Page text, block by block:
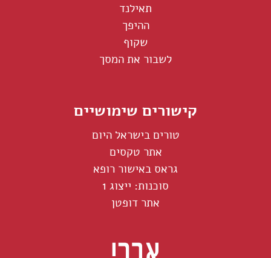
תאילנד
ההיפך
שקוף
לשבור את המסך
קישורים שימושיים
טורים בישראל היום
אתר טקסים
גראס באישור רופא
סוכנות: ייצוג 1
אתר דופטן